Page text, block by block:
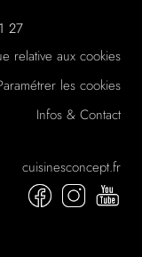
27
relative aux cookies
les cookies
Infos & Contact
cuisinesconcept.fr